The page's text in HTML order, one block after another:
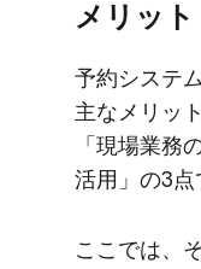
メリット
予約システ
主な​メリッ
「現場業務
活用」の​3点
ここでは、​